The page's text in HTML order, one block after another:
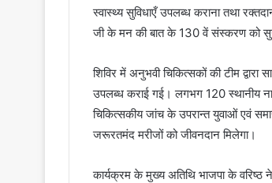
स्वास्थ्य सुविधाएँ उपलब्ध कराना तथा
जी के मन की बात के 130 वें संस्करण को
शिविर में अनुभवी चिकित्सकों की टीम द्वारा
उपलब्ध कराई गई। लगभग 120 स्थानीय
चिकित्सकीय जांच के उपरान्त युवाओं एवं
जरूरतमंद मरीजों को जीवनदान मिलेगा।
कार्यक्रम के मुख्य अतिथि भाजपा के वरिष्ठ